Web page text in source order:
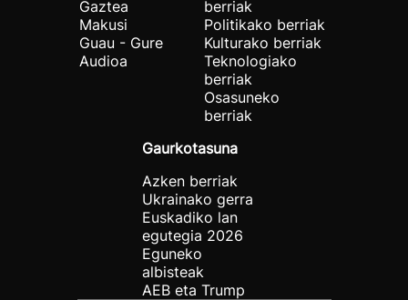
Gaztea
Makusi
Guau - Gure
Audioa
berriak
Politikako berriak
Kulturako berriak
Teknologiako
berriak
Osasuneko
berriak
Gaurkotasuna
Azken berriak
Ukrainako gerra
Euskadiko lan
egutegia 2026
Eguneko
albisteak
AEB eta Trump